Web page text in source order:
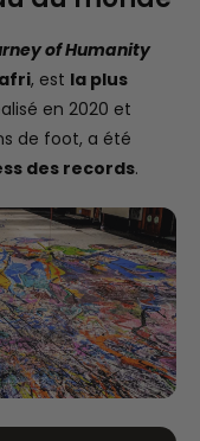
of Humanity
, est la plus
en 2020 et
de foot, a été
des records.